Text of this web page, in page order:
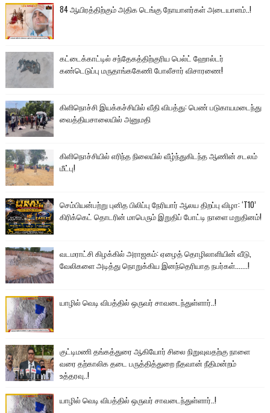
84 ஆயிரத்திற்கும் அதிக டெங்கு நோயாளர்கள் அடையாளம்..!
கட்டைக்காட்டில் சந்தேகத்திற்குரிய பெல்ட் ஹோல்டர்
கண்டெடுப்பு மருதாங்ககேணி போலீசார் விசாரணை!
கிளிநொச்சி இயக்கச்சியில் வீதி விபத்து: பெண் படுகாயமடைந்து
வைத்தியசாலையில் அனுமதி
கிளிநொச்சியில் எரிந்த நிலையில் வீழ்ந்துகிடந்த ஆணின் சடலம்
மீட்பு!
செம்பியன்பற்று புனித பிலிப்பு நேரியார் ஆலய திறப்பு விழா: ‘T10’
கிரிக்கெட் தொடரின் மாபெரும் இறுதிப் போட்டி நாளை மறுதினம்!
வடமராட்சி கிழக்கில் அராஜகம்: ஏழைத் தொழிலாளியின் வீடு,
வேலிகளை அடித்து நொறுக்கிய இனந்தெரியாத நபர்கள்.......!
யாழில் வெடி விபத்தில் ஒருவர் சாவடைந்துள்ளார்..!
குட்டிமணி தங்கத்துரை ஆகியோர் சிலை நிறுவுவதற்கு நாளை
வரை தற்காலிக தடை பருத்தித்துறை நீதவான் நீதிமன்றம்
உத்தரவு..!
யாழில் வெடி விபத்தில் ஒருவர் சாவடைந்துள்ளார்..!